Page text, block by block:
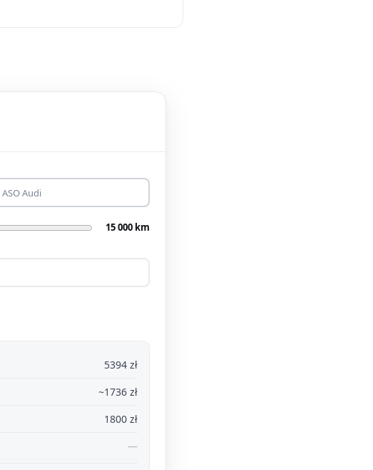
ASO Audi
15 000 km
5394 zł
~1736 zł
1800 zł
—